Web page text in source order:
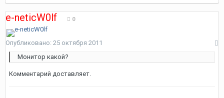
e-neticW0lf 0
Опубликовано: 25 октября 2011
Монитор какой?
Комментарий доставляет.